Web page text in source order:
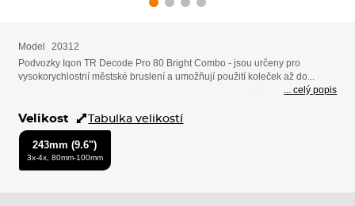
Model
20312
Podvozky Iqon TR Decode Pro 80 Bright Combo - jsou určeny pro
vysokorychlostní městské bruslení a umožňují použití koleček až do...
... celý popis
Velikost Tabulka velikostí
243mm (9.6")
3x-4x, 80mm-100mm